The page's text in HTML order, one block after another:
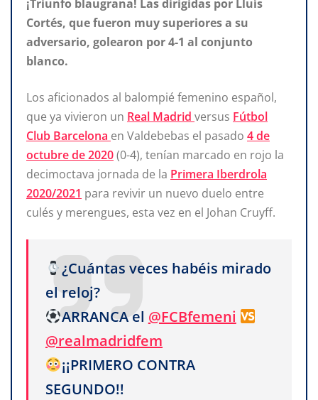
¡Triunfo blaugrana! Las dirigidas por Lluís
Cortés, que fueron muy superiores a su
adversario, golearon por 4-1 al conjunto
blanco.
Los aficionados al balompié femenino español,
que ya vivieron un Real Madrid versus Fútbol
Club Barcelona en Valdebebas el pasado 4 de
octubre de 2020(0-4), tenían marcado en rojo la
decimoctava jornada de la Primera Iberdrola
2020/2021 para revivir un nuevo duelo entre
culés y merengues, esta vez en el Johan Cruyff.
¿Cuántas veces habéis mirado
el reloj?
ARRANCA el @FCBfemeni
@realmadridfem
¡¡PRIMERO CONTRA
SEGUNDO!!